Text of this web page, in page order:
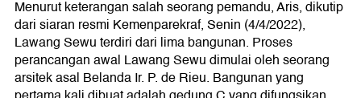
Menurut keterangan salah seorang pemandu, Aris, dikutip
dari siaran resmi Kemenparekraf, Senin (4/4/2022),
Lawang Sewu terdiri dari lima bangunan. Proses
perancangan awal Lawang Sewu dimulai oleh seorang
arsitek asal Belanda Ir. P. de Rieu. Bangunan yang